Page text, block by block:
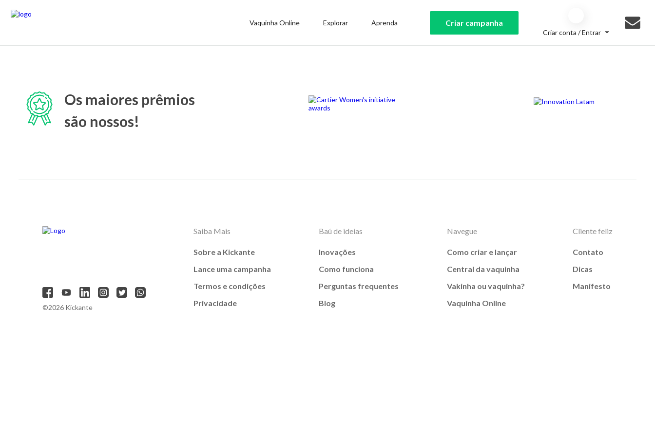
Vaquinha Online Explorar Aprenda Criar campanha
Criar conta / Entrar
Os maiores prêmios
são nossos!
©2026 Kickante
Saiba Mais
Sobre a Kickante
Lance uma campanha
Termos e condições
Privacidade
Baú de ideias
Inovações
Como funciona
Perguntas frequentes
Blog
Navegue
Como criar e lançar
Central da vaquinha
Vakinha ou vaquinha?
Vaquinha Online
Cliente feliz
Contato
Dicas
Manifesto